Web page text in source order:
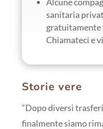
sanitaria
gratuitamente
Chiamateci e
Storie vere
“Dopo diversi
finalmente siamo